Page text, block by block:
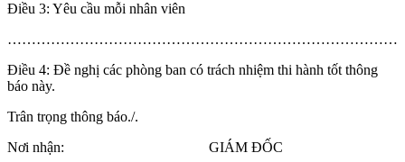
Điều 3: Yêu cầu mỗi nhân viên
Điều 4: Đề nghị các phòng ban có trách nhiệm thi hành tốt thông
báo này.
Trân trọng thông báo./.
Nơi nhận: GIÁM ĐỐC